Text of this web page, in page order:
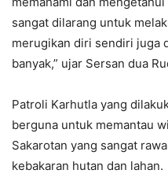
sangat dilarang untuk
merugikan diri sendiri juga
banyak,” ujar Sersan dua
Patroli Karhutla yang
berguna untuk memantau
Sakarotan yang sangat
kebakaran hutan dan lahan.